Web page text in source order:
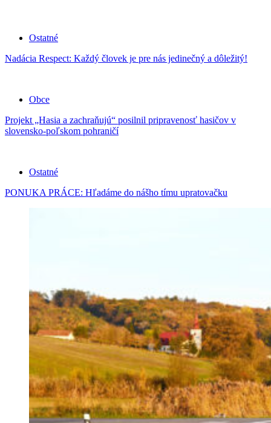
Ostatné
Nadácia Respect: Každý človek je pre nás jedinečný a dôležitý!
Obce
Projekt „Hasia a zachraňujú“ posilnil pripravenosť hasičov v
slovensko-poľskom pohraničí
Ostatné
PONUKA PRÁCE: Hľadáme do nášho tímu upratovačku